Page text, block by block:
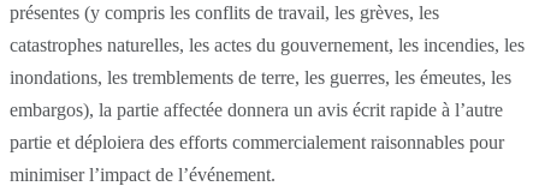
présentes (y compris les conflits de travail, les grèves, les
catastrophes naturelles, les actes du gouvernement, les incendies, les
inondations, les tremblements de terre, les guerres, les émeutes, les
embargos), la partie affectée donnera un avis écrit rapide à l’autre
partie et déploiera des efforts commercialement raisonnables pour
minimiser l’impact de l’événement.